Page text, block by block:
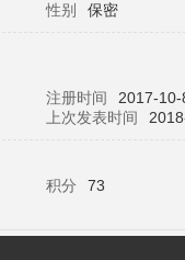
性别 保密
注册时间
2017-
上次发表时间
积分 73